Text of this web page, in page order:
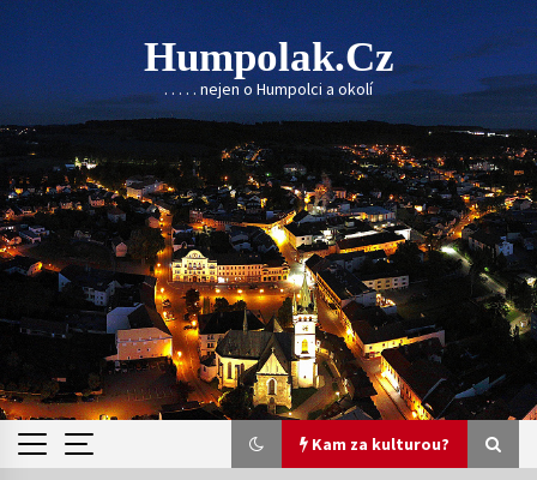
Skip
to
content
Humpolak.cz
. . . . . nejen o Humpolci a okolí
Kam za kulturou?